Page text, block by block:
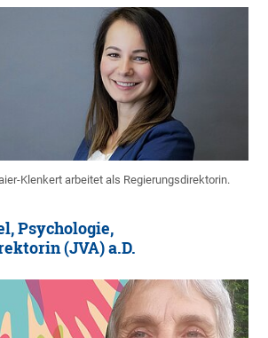
Klenkert arbeitet als Regierungsdirektorin.
Psychologie,
(JVA) a.D.